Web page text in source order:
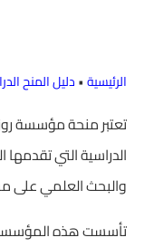
الرئيسية•دليل المنح
تعتبر منحة مؤسسة
الدراسية التي تقدمها
والبحث العلمي
تأسست هذه المؤسسة